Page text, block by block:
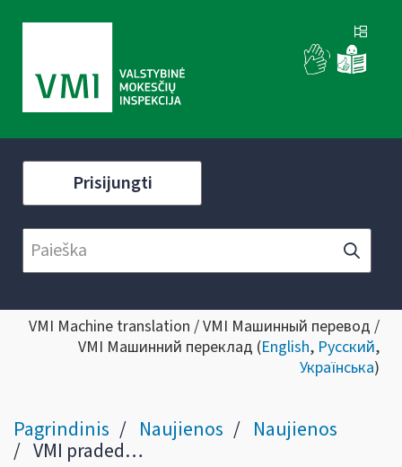
Prisijungti
VMI Machine translation / VMI Машинный перевод /
VMI Машинний переклад (English, Русский,
Українська)
Pagrindinis Naujienos Naujienos
VMI pradeda administruoti visas baudas – bus taikomas vieno langelio principas